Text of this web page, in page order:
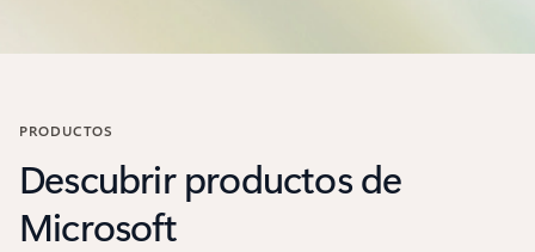
Volver a Soluciones de asociados
PRODUCTOS
Descubrir productos de
Microsoft